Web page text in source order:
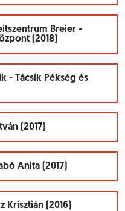
Breier -
(2018)
- Tácsik Pékség és
(2017)
Anita (2017)
Krisztián (2016)